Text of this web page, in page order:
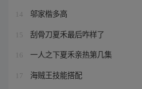
14 邬家楷多高
15 刮骨刀夏禾最后咋样了
16 一人之下夏禾亲热第几集
17 海贼王技能搭配